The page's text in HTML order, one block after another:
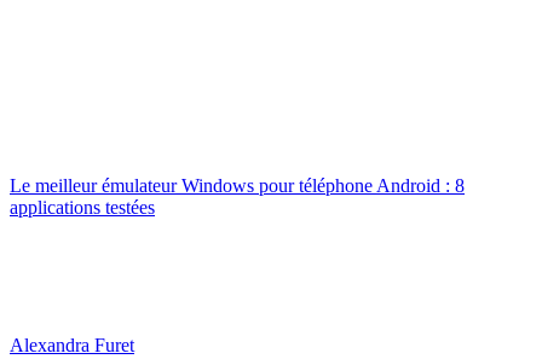
Le meilleur émulateur Windows pour téléphone Android : 8
applications testées
Alexandra Furet